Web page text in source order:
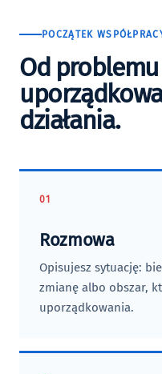
POCZĄTEK
Od
działania.
01
Rozmowa
Opisujesz sytuację:
zmianę albo obszar,
uporządkowania.